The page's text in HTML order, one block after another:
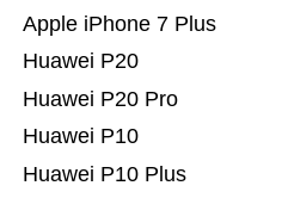
Huawei P10 Plus
Huawei P10
Huawei P20 Pro
Huawei P20
Apple iPhone 7 Plus